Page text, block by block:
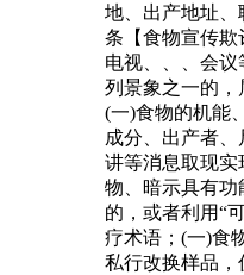
地、出产地址
条【食物宣传欺
电视、、、会
列景象之一的，
(一)食物的机能
成分、出产者
讲等消息取现实
物、暗示具有功
的，或者利用“
疗术语；(一)食
私行改换样品，